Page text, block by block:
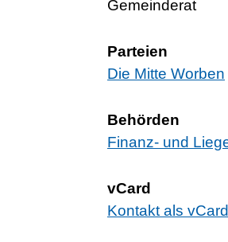
Gemeinderat
Parteien
Die Mitte Worben
Behörden
Finanz- und
vCard
Kontakt als